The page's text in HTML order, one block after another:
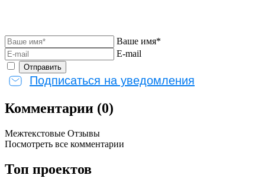
Ваше имя*
E-mail
Подписаться на уведомления
Комментарии (0)
Межтекстовые Отзывы
Посмотреть все комментарии
Топ проектов